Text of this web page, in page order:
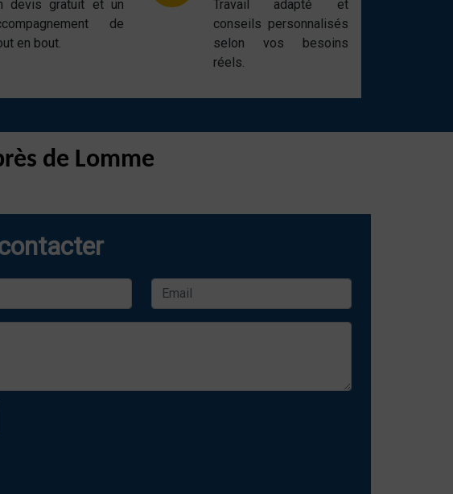
devis gratuit et un
de
en bout.
Travail adapté et
conseils personnalisés
selon vos besoins
réels.
de Lomme